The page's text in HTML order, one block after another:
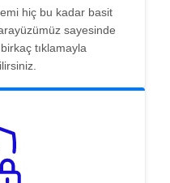
hiç bu kadar basit
sayesinde
tıklamayla